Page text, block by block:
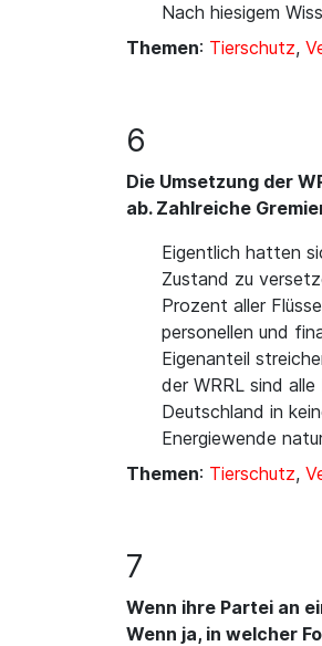
Nach hiesigem
Themen: Tierschutz,
6
Die Umsetzung der
ab. Zahlreiche
Eigentlich hatten
Zustand zu
Prozent aller
personellen und
Eigenanteil
der WRRL sind
Deutschland in
Energiewende
Themen: Tierschutz,
7
Wenn ihre Partei an
Wenn ja, in welcher